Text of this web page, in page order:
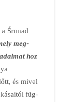
Śrīmad
meg­
hoz
és mivel
füg­